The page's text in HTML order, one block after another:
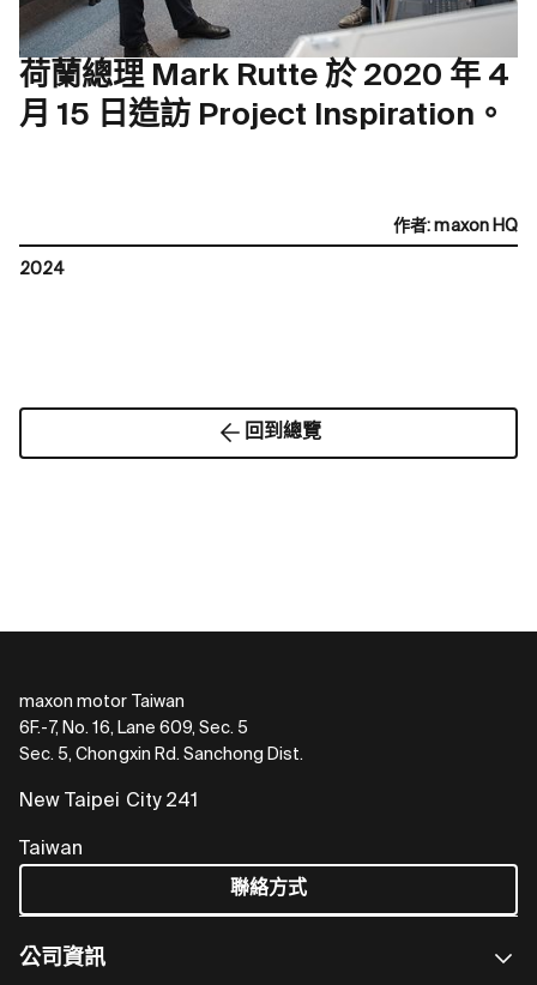
荷蘭總理 Mark Rutte 於 2020 年 4
月 15 日造訪 Project Inspiration。
作者: maxon HQ
2024
回到總覽
maxon motor Taiwan
6F.-7, No. 16, Lane 609, Sec. 5
Sec. 5, Chongxin Rd. Sanchong Dist.
New Taipei City 241
Taiwan
聯絡方式
公司資訊